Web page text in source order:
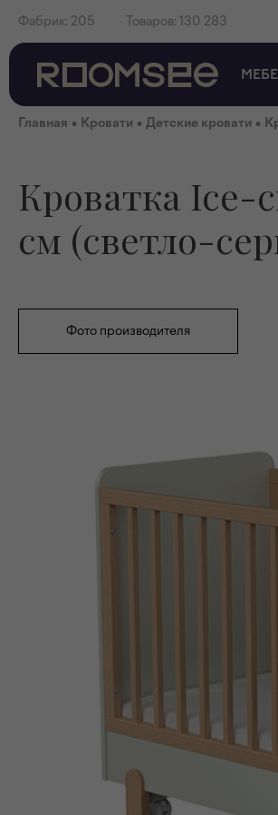
Фабрик: 205 Товаров: 130 283
Главная • Кровати • Детские кровати •
Кроватка Ice-
см (светло-
Фото производителя